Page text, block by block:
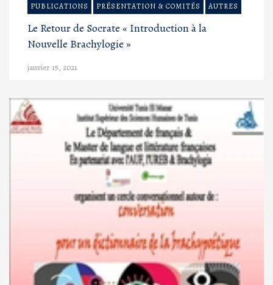
PUBLICATIONS PRÉSENTATION & COMITÉS AUTRES
Le Retour de Socrate « Introduction à la
Nouvelle Brachylogie »
janvier 15, 2021